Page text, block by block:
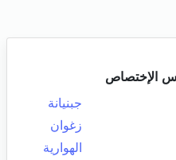
الإختصاص
جبنيانة
زغوان
الهوارية